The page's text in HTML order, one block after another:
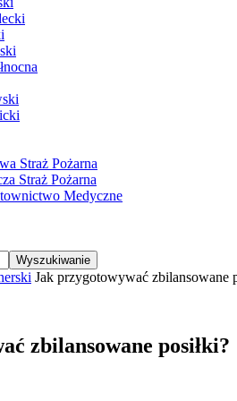
Straż Pożarna
Straż Pożarna
Medyczne
Jak przygotowywać zbilansowane
zbilansowane posiłki?